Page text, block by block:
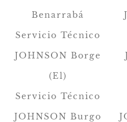
Benarrabá
Servicio Técnico
JOHNSON Borge
(El)
Servicio Técnico
JOHNSON Burgo